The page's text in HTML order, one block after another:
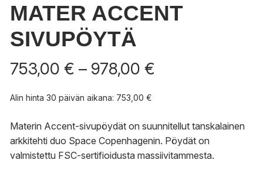
MATER ACCENT
SIVUPÖYTÄ
753,00 € – 978,00 €
Alin hinta 30 päivän aikana: 753,00 €
Materin Accent-sivupöydät on suunnitellut tanskalainen
arkkitehti duo Space Copenhagenin. Pöydät on
valmistettu FSC-sertifioidusta massiivitammesta.